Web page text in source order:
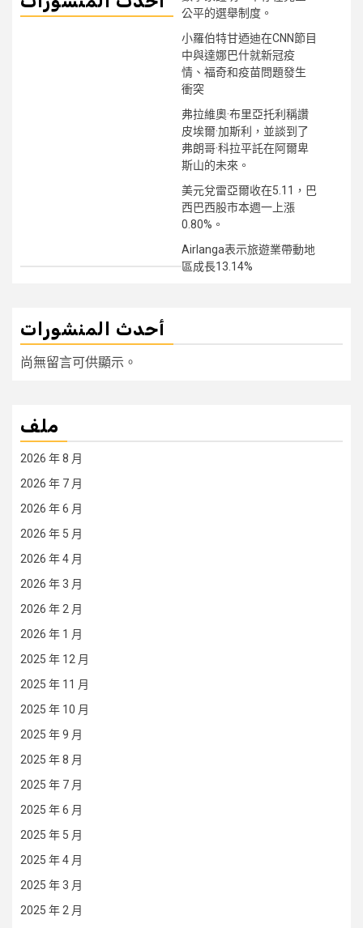
公平的選舉制度。
小羅伯特甘迺迪在CNN節目
中與達娜巴什就新冠疫
情、福奇和疫苗問題發生
衝突
弗拉維奧·布里亞托利稱讚
皮埃爾·加斯利，並談到了
弗朗哥·科拉平託在阿爾卑
斯山的未來。
美元兌雷亞爾收在5.11，巴
西巴西股市本週一上漲
0.80%。
Airlanga表示旅遊業帶動地
區成長13.14%
أحدث المنشورات
尚無留言可供顯示。
ملف
2026 年 8 月
2026 年 7 月
2026 年 6 月
2026 年 5 月
2026 年 4 月
2026 年 3 月
2026 年 2 月
2026 年 1 月
2025 年 12 月
2025 年 11 月
2025 年 10 月
2025 年 9 月
2025 年 8 月
2025 年 7 月
2025 年 6 月
2025 年 5 月
2025 年 4 月
2025 年 3 月
2025 年 2 月